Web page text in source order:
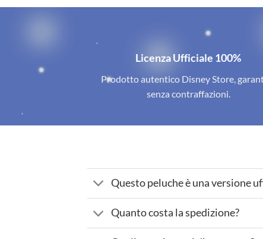
Licenza Ufficiale 100%
Prodotto autentico Disney Store,
senza contraffazioni.
Questo peluche è una versione
Quanto costa la spedizione?